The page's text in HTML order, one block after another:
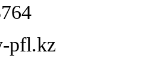
pfl.kz